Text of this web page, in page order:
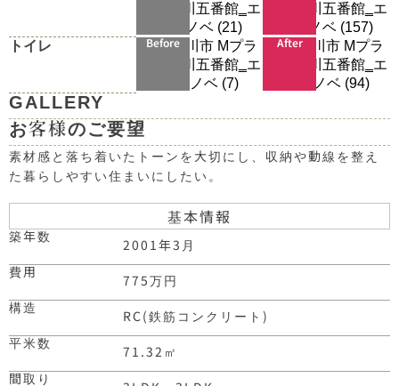
トイレ Before After
GALLERY
お客様のご要望
素材感と落ち着いたトーンを大切にし、収納や動線を整え
た暮らしやすい住まいにしたい。
基本情報
築年数
2001年3月
費用
775万円
構造
RC(鉄筋コンクリート)
平米数
71.32 ㎡
間取り